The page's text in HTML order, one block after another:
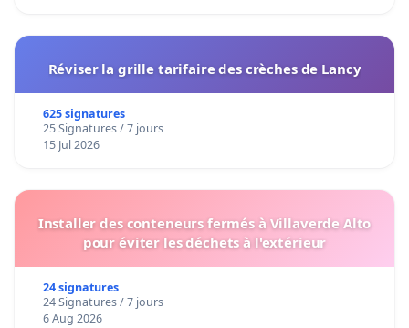
Réviser la grille tarifaire des crèches de Lancy
625 signatures
25 Signatures / 7 jours
15 Jul 2026
Installer des conteneurs fermés à Villaverde Alto
pour éviter les déchets à l'extérieur
24 signatures
24 Signatures / 7 jours
6 Aug 2026